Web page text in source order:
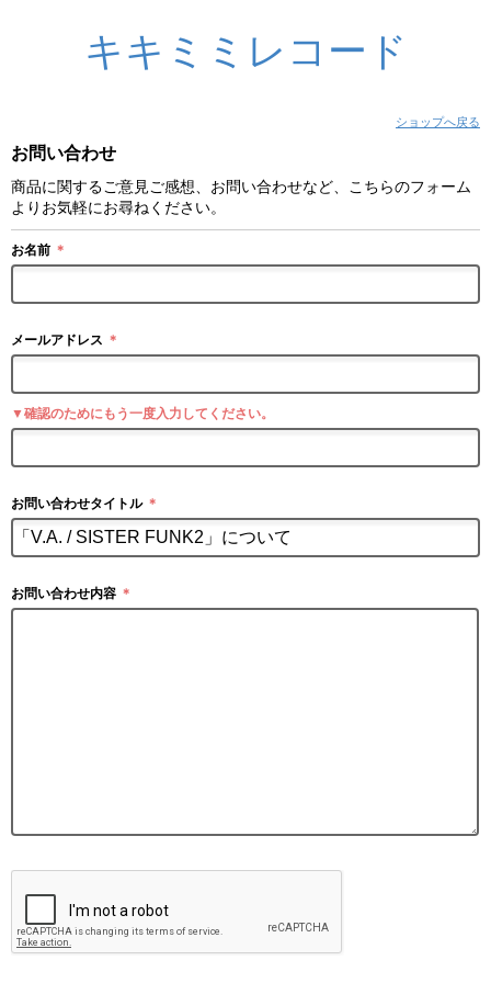
キキミミレコード
ショップへ戻る
お問い合わせ
商品に関するご意見ご感想、お問い合わせなど、こちらのフォーム
よりお気軽にお尋ねください。
お名前 ＊
メールアドレス ＊
▼確認のためにもう一度入力してください。
お問い合わせタイトル ＊
お問い合わせ内容 ＊